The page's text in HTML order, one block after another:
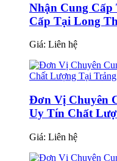
Nhận Cung Cấp
Cấp Tại Long
Giá: Liên hệ
Đơn Vị Chuyên
Uy Tín Chất
Giá: Liên hệ